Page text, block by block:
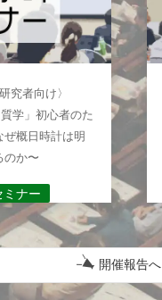
研究者向け〉
学」初心者のた
ぜ概日時計は明
のか〜
ナー
開催報告へ